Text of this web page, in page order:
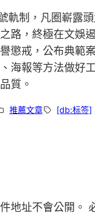
軌制，凡圈嶄露
路，終極在文娛
懲戒，公布典範
海報等方法做好
質。
推薦文章 [db:标签]
地址不會公開。